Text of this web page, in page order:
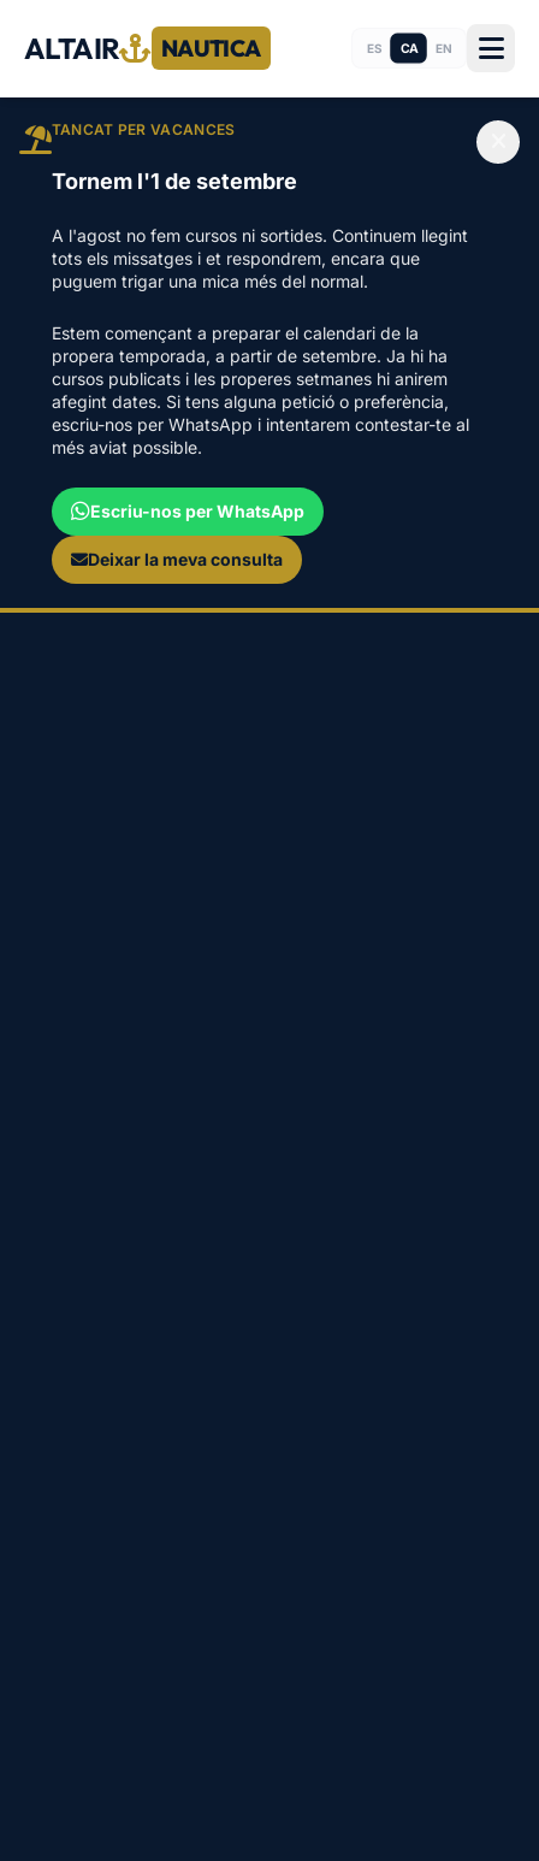
ALTAIR NAUTICA ES CA EN
TANCAT PER VACANCES
Tornem l'1 de setembre
A l'agost no fem cursos ni sortides. Continuem llegint
tots els missatges i et respondrem, encara que
puguem trigar una mica més del normal.
Estem començant a preparar el calendari de la
propera temporada, a partir de setembre. Ja hi ha
cursos publicats i les properes setmanes hi anirem
afegint dates. Si tens alguna petició o preferència,
escriu-nos per WhatsApp i intentarem contestar-te al
més aviat possible.
Escriu-nos per WhatsApp
Deixar la meva consulta